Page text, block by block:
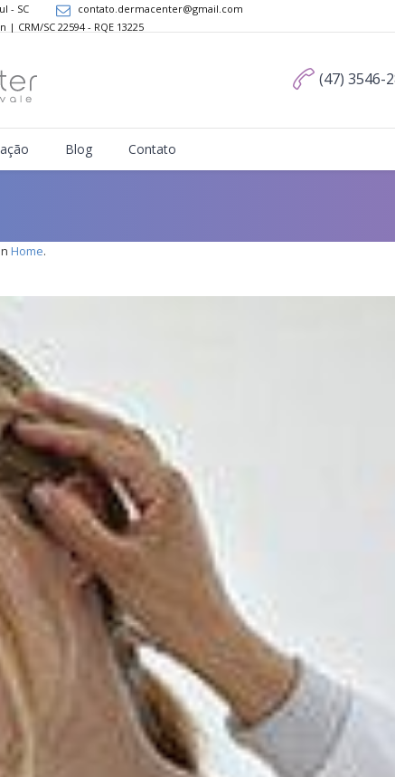
- SC
contato.dermacenter@gmail.com
CRM/SC 22594 - RQE 13225
(47) 3546-
Blog Contato
Home.